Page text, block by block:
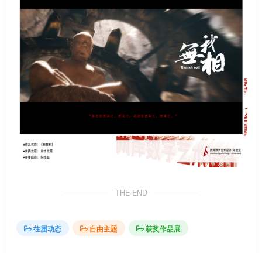
THE END
往届动态 自由主题 获奖作品展